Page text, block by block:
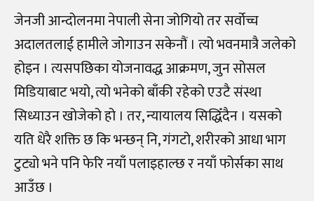
जेनजी आन्दोलनमा नेपाली सेना जोगियो तर सर्वोच्च
अदालतलाई हामीले जोगाउन सकेनौं । त्यो भवनमात्रै जलेको
होइन । त्यसपछिका योजनावद्ध आक्रमण, जुन सोसल
मिडियाबाट भयो, त्यो भनेको बाँकी रहेको एउटै संस्था
सिध्याउन खोजेको हो । तर, न्यायालय सिद्धिँदैन । यसको
यति धेरै शक्ति छ कि भन्छन् नि, गंगटो, शरीरको आधा भाग
टुट्यो भने पनि फेरि नयाँ पलाइहाल्छ र नयाँ फोर्सका साथ
आउँछ ।